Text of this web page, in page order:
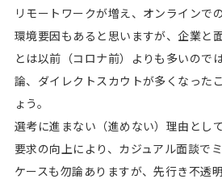
リモートワークが増え、オンラインで
環境要因もあると思いますが、企業と
とは以前（コロナ前）よりも多いので
論、ダイレクトスカウトが多くなった
ょう。
選考に進まない（進めない）理由とし
要求の向上により、カジュアル面談で
ケースも勿論ありますが、先行き不透